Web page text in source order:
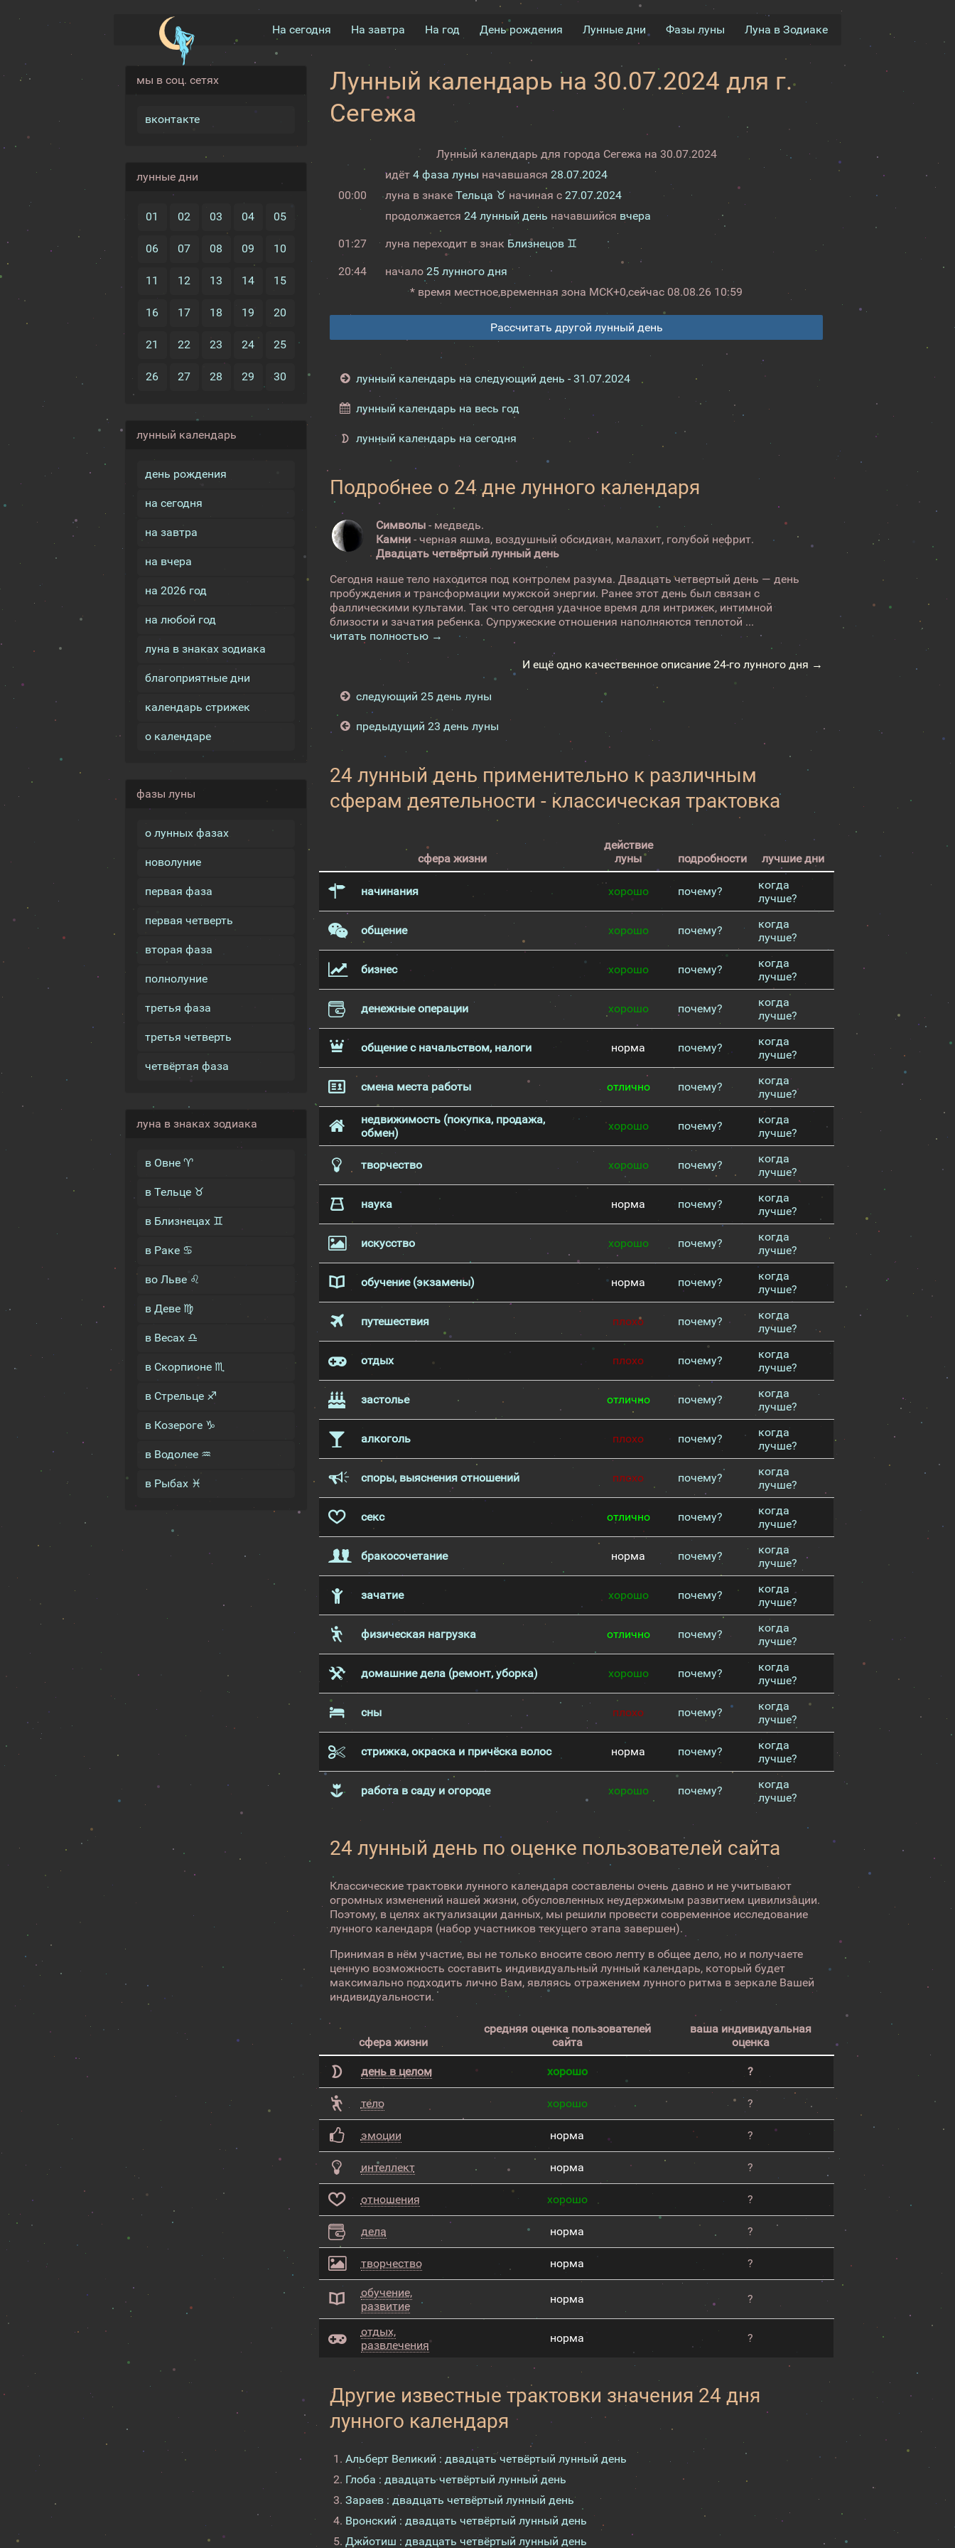
На сегодня На завтра На год День рождения Лунные дни Фазы луны Луна в Зодиаке
мы в соц. сетях
вконтакте
лунные дни
01 02 03 04 05
06 07 08 09 10
11 12 13 14 15
16 17 18 19 20
21 22 23 24 25
26 27 28 29 30
лунный календарь
день рождения
на сегодня
на завтра
на вчера
на 2026 год
на любой год
луна в знаках зодиака
благоприятные дни
календарь стрижек
о календаре
фазы луны
о лунных фазах
новолуние
первая фаза
первая четверть
вторая фаза
полнолуние
третья фаза
третья четверть
четвёртая фаза
луна в знаках зодиака
в Овне ♈
в Тельце ♉
в Близнецах ♊
в Раке ♋
во Льве ♌
в Деве ♍
в Весах ♎
в Скорпионе ♏
в Стрельце ♐
в Козероге ♑
в Водолее ♒
в Рыбах ♓
Лунный календарь на 30.07.2024 для г.
Сегежа
Лунный календарь для города Сегежа на 30.07.2024
00:00
идёт 4 фаза луны начавшаяся 28.07.2024
луна в знаке Тельца ♉ начиная с 27.07.2024
продолжается 24 лунный день начавшийся вчера
01:27 луна переходит в знак Близнецов ♊
20:44 начало25 лунного дня
* время местное,временная зона МСК+0,сейчас 08.08.26 10:59
Рассчитать другой лунный день
лунный календарь на следующий день - 31.07.2024
лунный календарь на весь год
лунный календарь на сегодня
Подробнее о 24 дне лунного календаря
Символы - медведь.
Камни - черная яшма, воздушный обсидиан, малахит, голубой нефрит.
Двадцать четвёртый лунный день
Сегодня наше тело находится под контролем разума. Двадцать четвертый день — день
пробуждения и трансформации мужской энергии. Ранее этот день был связан с
фаллическими культами. Так что сегодня удачное время для интрижек, интимной
близости и зачатия ребенка. Супружеские отношения наполняются теплотой ...
читать полностью →
И ещё одно качественное описание 24-го лунного дня →
следующий 25 день луны
предыдущий 23 день луны
24 лунный день применительно к различным
сферам деятельности - классическая трактовка
сфера жизни
действие
луны
подробности лучшие дни
начинания хорошо почему?
когда
лучше?
общение хорошо почему?
когда
лучше?
бизнес хорошо почему?
когда
лучше?
денежные операции хорошо почему?
когда
лучше?
общение с начальством, налоги норма почему?
когда
лучше?
смена места работы отлично почему?
когда
лучше?
недвижимость (покупка, продажа,
обмен)
хорошо почему?
когда
лучше?
творчество хорошо почему?
когда
лучше?
наука норма почему?
когда
лучше?
искусство хорошо почему?
когда
лучше?
обучение (экзамены) норма почему?
когда
лучше?
путешествия плохо почему?
когда
лучше?
отдых плохо почему?
когда
лучше?
застолье отлично почему?
когда
лучше?
алкоголь плохо почему?
когда
лучше?
споры, выяснения отношений плохо почему?
когда
лучше?
секс отлично почему?
когда
лучше?
бракосочетание норма почему?
когда
лучше?
зачатие хорошо почему?
когда
лучше?
физическая нагрузка отлично почему?
когда
лучше?
домашние дела (ремонт, уборка) хорошо почему?
когда
лучше?
сны плохо почему?
когда
лучше?
стрижка, окраска и причёска волос норма почему?
когда
лучше?
работа в саду и огороде хорошо почему?
когда
лучше?
24 лунный день по оценке пользователей сайта
Классические трактовки лунного календаря составлены очень давно и не учитывают
огромных изменений нашей жизни, обусловленных неудержимым развитием цивилизации.
Поэтому, в целях актуализации данных, мы решили провести современное исследование
лунного календаря (набор участников текущего этапа завершен).
Принимая в нём участие, вы не только вносите свою лепту в общее дело, но и получаете
ценную возможность составить индивидуальный лунный календарь, который будет
максимально подходить лично Вам, являясь отражением лунного ритма в зеркале Вашей
индивидуальности.
сфера жизни
средняя оценка пользователей
сайта
ваша индивидуальная
оценка
день в целом хорошо ?
тело хорошо ?
эмоции норма ?
интеллект норма ?
отношения хорошо ?
дела норма ?
творчество норма ?
обучение,
развитие
норма ?
отдых,
развлечения
норма ?
Другие известные трактовки значения 24 дня
лунного календаря
Альберт Великий : двадцать четвёртый лунный день
Глоба : двадцать четвёртый лунный день
Зараев : двадцать четвёртый лунный день
Вронский : двадцать четвёртый лунный день
Джйотиш : двадцать четвёртый лунный день